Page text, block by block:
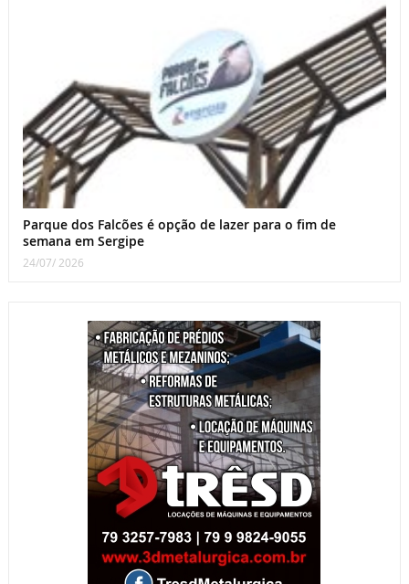
Parque dos Falcões é opção de lazer para o fim de
semana em Sergipe
24/07/ 2026